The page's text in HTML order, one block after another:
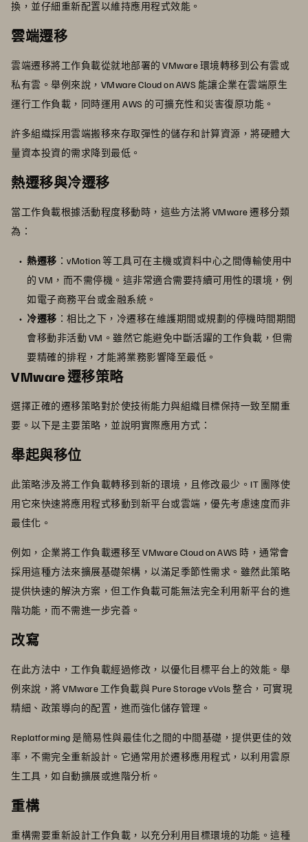
換，並仔細重新配置以維持應用程式效能。
雲端遷移
雲端遷移將工作負載從就地部署的 VMware 環境轉移到公有雲或
私有雲。舉例來說，VMware Cloud on AWS 能讓企業在雲端原生
運行工作負載，同時運用 AWS 的可擴充性和災害復原功能。
許多組織採用雲端搬移來存取彈性的儲存和計算資源，將硬體大
量資本投資的需求降到最低。
熱遷移與冷遷移
當工作負載根據活動程度移動時，這些方法將 VMware 遷移分類
為：
熱遷移 ：vMotion 等工具可在主機或資料中心之間傳輸使用中
的 VM，而不需停機。這非常適合需要持續可用性的環境，例
如電子商務平台或金融系統。
冷遷移 ：相比之下，冷遷移在維護期間或規劃的停機時間期間
會移動非活動 VM。雖然它能避免中斷活躍的工作負載，但需
要精確的排程，才能將業務影響降至最低。
VMware 遷移策略
選擇正確的遷移策略對於使技術能力與組織目標保持一致至關重
要。以下是主要策略，並說明實際應用方式：
舉起與移位
此策略涉及將工作負載轉移到新的環境，且修改最少。IT 團隊使
用它來快速將應用程式移動到新平台或雲端，優先考慮速度而非
最佳化。
例如，企業將工作負載遷移至 VMware Cloud on AWS 時，通常會
採用這種方法來擴展基礎架構，以滿足季節性需求。雖然此策略
提供快速的解決方案，但工作負載可能無法完全利用新平台的進
階功能，而不需進一步完善。
改寫
在此方法中，工作負載經過修改，以優化目標平台上的效能。舉
例來說，將 VMware 工作負載與 Pure Storage vVols 整合，可實現
精細、政策導向的配置，進而強化儲存管理。
Replatforming 是簡易性與最佳化之間的中間基礎，提供更佳的效
率，不需完全重新設計。它通常用於遷移應用程式，以利用雲原
生工具，如自動擴展或進階分析。
重構
重構需要重新設計工作負載，以充分利用目標環境的功能。這種